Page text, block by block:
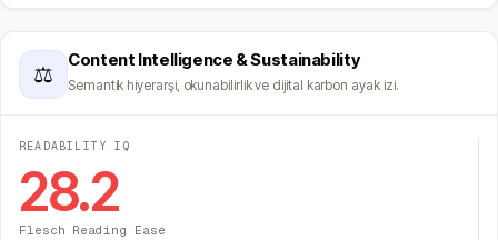
⚖
Content Intelligence & Sustainability
Semantik hiyerarşi, okunabilirlik ve dijital karbon ayak izi.
READABILITY IQ
28.2
Flesch Reading Ease